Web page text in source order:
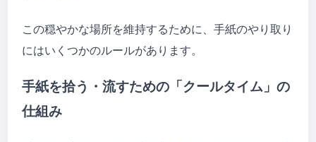
この穏やかな場所を維持するために、手紙のやり取り
にはいくつかのルールがあります。
手紙を拾う・流すための「クールタイム」の
仕組み